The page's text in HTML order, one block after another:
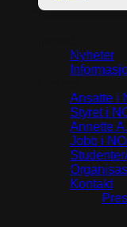
Nyheter
Ansatte i
Styret i
Annette
Jobb i
Kontakt